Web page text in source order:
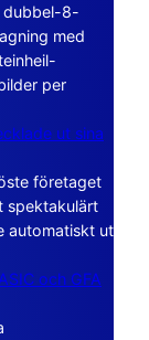
dubbel-8-
med
per
ut sina
företaget
spektakulärt
automatiskt ut
och GFA